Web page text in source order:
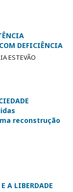
DEFICIÊNCIA
ESTEVÃO
reconstrução
A LIBERDADE